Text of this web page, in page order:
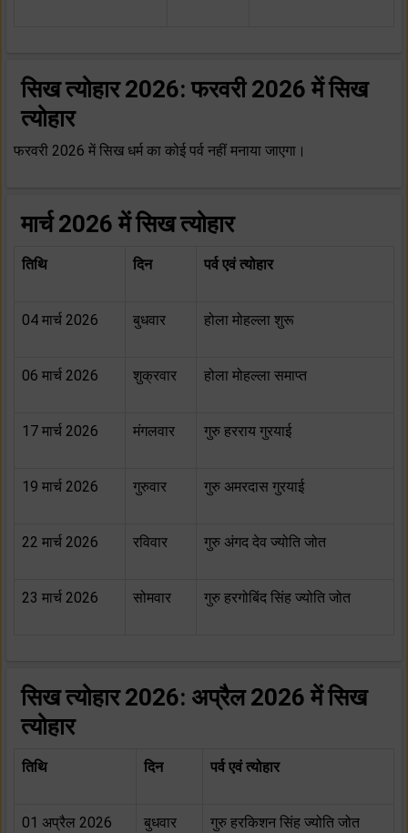
सिख त्योहार 2026: फरवरी 2026 में सिख
त्योहार
फरवरी 2026 में सिख धर्म का कोई पर्व नहीं मनाया जाएगा।
मार्च 2026 में सिख त्योहार
तिथि दिन पर्व एवं त्योहार
04 मार्च 2026 बुधवार होला मोहल्ला शुरू
06 मार्च 2026 शुक्रवार होला मोहल्ला समाप्त
17 मार्च 2026 मंगलवार गुरु हरराय गुरयाई
19 मार्च 2026 गुरुवार गुरु अमरदास गुरयाई
22 मार्च 2026 रविवार गुरु अंगद देव ज्योति जोत
23 मार्च 2026 सोमवार गुरु हरगोबिंद सिंह ज्योति जोत
सिख त्योहार 2026: अप्रैल 2026 में सिख
त्योहार
तिथि दिन पर्व एवं त्योहार
01 अप्रैल 2026 बुधवार गुरु हरकिशन सिंह ज्योति जोत